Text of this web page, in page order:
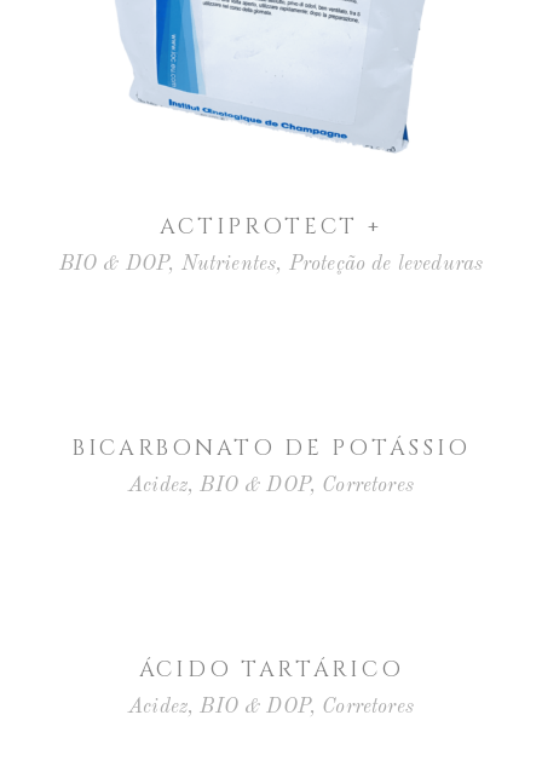
ACTIPROTECT +
BIO & DOP, Nutrientes, Proteção de leveduras
BICARBONATO DE POTÁSSIO
Acidez,BIO & DOP, Corretores
ÁCIDO TARTÁRICO
Acidez,BIO & DOP, Corretores